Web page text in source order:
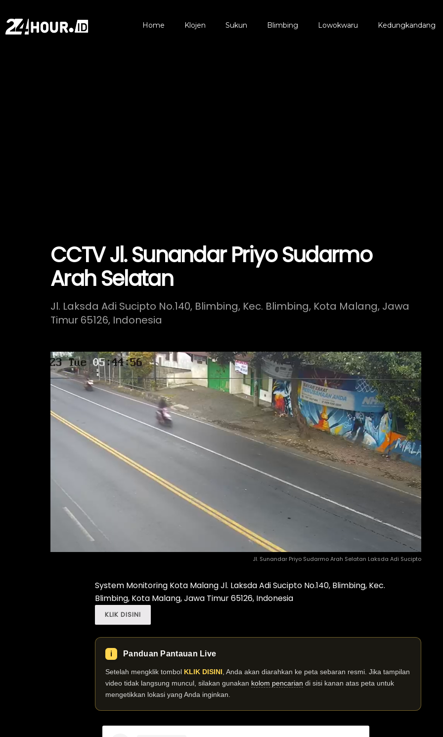
Home Klojen Sukun Blimbing Lowokwaru Kedungkandang
CCTV Jl. Sunandar Priyo Sudarmo
Arah Selatan
Jl. Laksda Adi Sucipto No.140, Blimbing, Kec. Blimbing, Kota Malang, Jawa
Timur 65126, Indonesia
Jl. Sunandar Priyo Sudarmo Arah Selatan Laksda Adi Sucipto
System Monitoring Kota Malang Jl. Laksda Adi Sucipto No.140, Blimbing, Kec.
Blimbing, Kota Malang, Jawa Timur 65126, Indonesia
KLIK DISINI
ℹ️ Panduan Pantauan Live
Setelah mengklik tombol KLIK DISINI , Anda akan diarahkan ke peta sebaran resmi. Jika tampilan
video tidak langsung muncul, silakan gunakan kolom pencarian di sisi kanan atas peta untuk
mengetikkan lokasi yang Anda inginkan.